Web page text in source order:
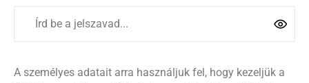
A személyes adatait arra használjuk fel, hogy kezeljük a